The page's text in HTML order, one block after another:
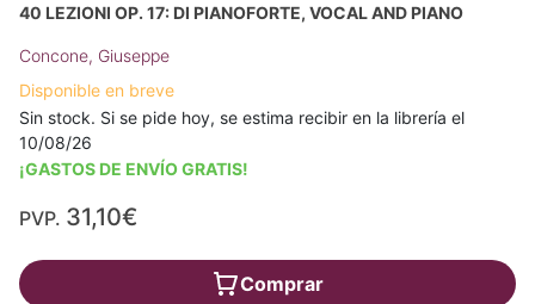
40 LEZIONI OP. 17: DI PIANOFORTE, VOCAL AND PIANO
Concone, Giuseppe
Disponible en breve
Sin stock. Si se pide hoy, se estima recibir en la librería el
10/08/26
¡GASTOS DE ENVÍO GRATIS!
PVP. 31,10€
Comprar